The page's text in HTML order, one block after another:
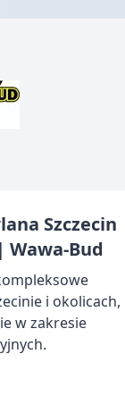
Szczecin
Wawa-Bud
i okolicach,
w zakresie